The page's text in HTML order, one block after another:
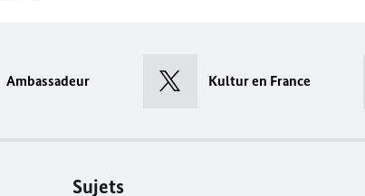
Ambassadeur Kultur en France
Sujets